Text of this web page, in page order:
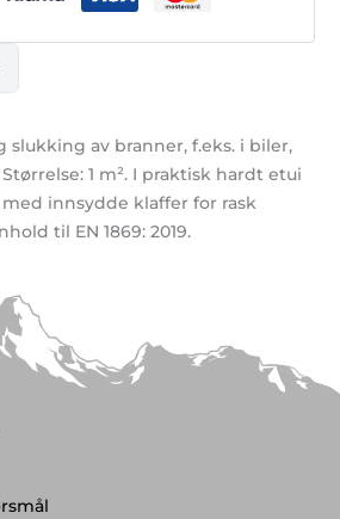
slukking av branner, f.eks. i biler,
1 m². I praktisk hardt etui
innsydde klaffer for rask
til EN 1869: 2019.